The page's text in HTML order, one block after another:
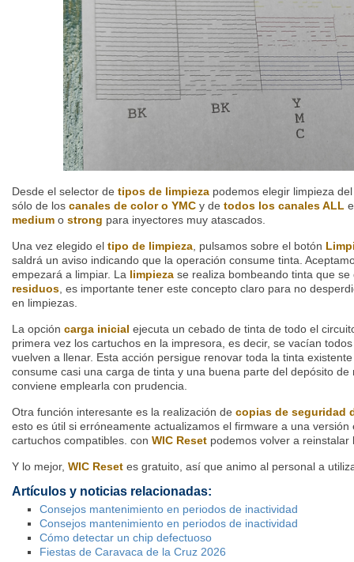
Desde el selector de tipos de limpieza podemos elegir limpieza
sólo de los canales de color o YMC y de todos los canales ALL
medium o strong para inyectores muy atascados.
Una vez elegido el tipo de limpieza, pulsamos sobre el botón
saldrá un aviso indicando que la operación consume tinta.
empezará a limpiar. La limpieza se realiza bombeando tinta que
residuos, es importante tener este concepto claro para no
en limpiezas.
La opción carga inicial ejecuta un cebado de tinta de todo el
primera vez los cartuchos en la impresora, es decir, se vacían
vuelven a llenar. Esta acción persigue renovar toda la tinta
consume casi una carga de tinta y una buena parte del depósito
conviene emplearla con prudencia.
Otra función interesante es la realización de copias de seguridad
esto es útil si erróneamente actualizamos el firmware a una
cartuchos compatibles. con WIC Reset podemos volver a reinstalar
Y lo mejor, WIC Reset es gratuito, así que animo al personal a
Artículos y noticias relacionadas:
Consejos mantenimiento en periodos de inactividad
Consejos mantenimiento en periodos de inactividad
Cómo detectar un chip defectuoso
Fiestas de Caravaca de la Cruz 2026